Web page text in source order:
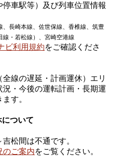
車駅等）及び列車位置情報
長崎本線、佐世保線、香椎線、筑豊
線・若松線）、宮崎空港線
ビ利用規約をご確認くださ
（全線の遅延・計画運休）エリ
・今後の運転計画・長期運
す。
ついて
松間は不通です。
のご案内をご覧ください。